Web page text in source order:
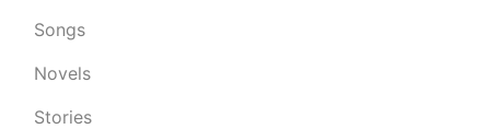
Songs
Novels
Stories